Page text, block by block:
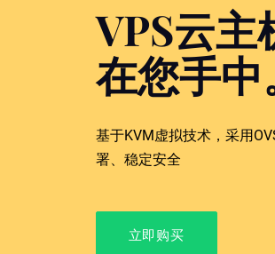
VPS云主
在您手中
基于KVM虚拟技术，采用
署、稳定安全
立即购买